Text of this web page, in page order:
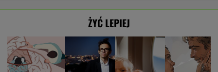
ŻYĆ LEPIEJ